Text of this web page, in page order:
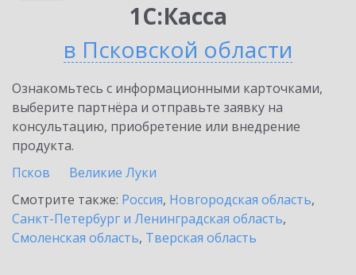
1С:Касса
в Псковской области
Ознакомьтесь с информационными карточками,
выберите партнёра и отправьте заявку на
консультацию, приобретение или внедрение
продукта.
Псков
Великие Луки
Смотрите также: Россия, Новгородская область,
Санкт-Петербург и Ленинградская область,
Смоленская область, Тверская область